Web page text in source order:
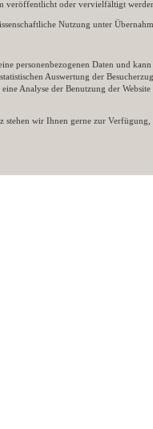
veröffentlicht oder vervielfältigt
Nutzung unter
personenbezogenen Daten und
Auswertung der
Analyse der Benutzung der
stehen wir Ihnen gerne zur